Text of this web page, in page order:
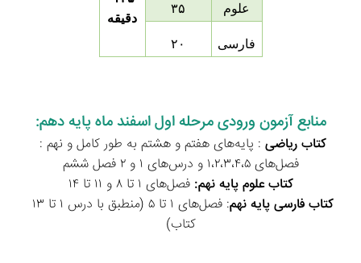
دقیقه
علوم ۳۵
فارسی ۲۰
منابع آزمون ورودی مرحله اول اسفند ماه پایه دهم:
کتاب ریاضی
: پایه‌های هفتم و هشتم به طور کامل و نهم :
فصل‌های ۱،۲،۳،۴،۵ و درس‌های ۱ و ۲ فصل ششم
کتاب علوم پایه نهم: فصل‌های ۱ تا ۸ و ۱۱ تا ۱۴
کتاب فارسی پایه نهم
کتاب)